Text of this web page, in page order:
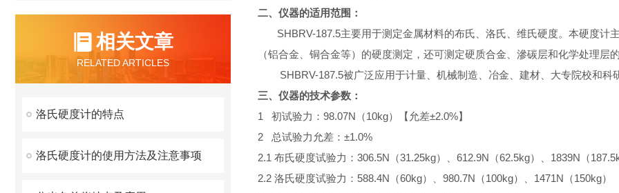
相关文章
RELATED ARTICLES
洛氏硬度计的特点
洛氏硬度计的使用方法及注意事项
二、仪器的适用范围：
SHBRV-187.5主要用于测定金属材料的布氏、洛氏、维氏硬度。本硬度计
（铝合金、铜合金等）的硬度测定，还可测定硬质合金、滲碳层和化学处理层
SHBRV-187.5被广泛应用于计量、机械制造、冶金、建材、大专院校和科
三、仪器的技术参数：
1 初试验力： 98.07N （10kg）【允差±2.0%】
2 总试验力允差： ±1.0%
2.1 布氏硬度试验力： 306.5N （31.25kg）、 612.9N （62.5kg）、 1839N （
2.2 洛氏硬度试验力： 588.4N （60kg）、 980.7N （100kg）、 1471N （150kg）